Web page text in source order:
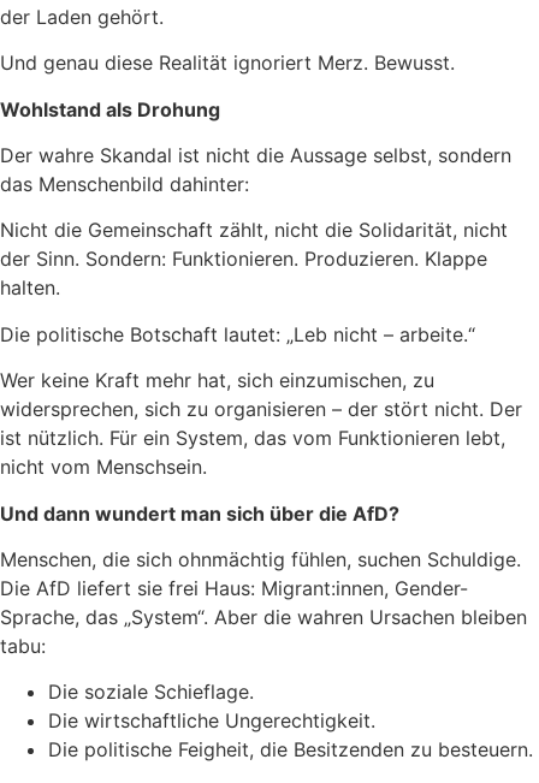
der Laden gehört.
Und genau diese Realität ignoriert Merz. Bewusst.
Wohlstand als Drohung
Der wahre Skandal ist nicht die Aussage selbst, sondern
das Menschenbild dahinter:
Nicht die Gemeinschaft zählt, nicht die Solidarität, nicht
der Sinn. Sondern: Funktionieren. Produzieren. Klappe
halten.
Die politische Botschaft lautet: „Leb nicht – arbeite.“
Wer keine Kraft mehr hat, sich einzumischen, zu
widersprechen, sich zu organisieren – der stört nicht. Der
ist nützlich. Für ein System, das vom Funktionieren lebt,
nicht vom Menschsein.
Und dann wundert man sich über die AfD?
Menschen, die sich ohnmächtig fühlen, suchen Schuldige.
Die AfD liefert sie frei Haus: Migrant:innen, Gender-
Sprache, das „System“. Aber die wahren Ursachen bleiben
tabu:
Die soziale Schieflage.
Die wirtschaftliche Ungerechtigkeit.
Die politische Feigheit, die Besitzenden zu besteuern.